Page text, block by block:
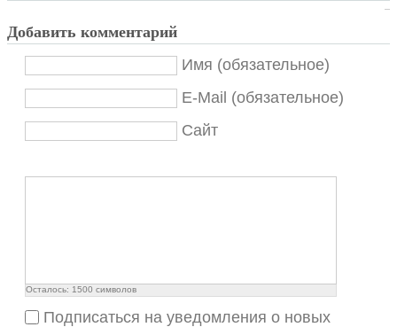
Добавить комментарий
Имя (обязательное)
E-Mail (обязательное)
Сайт
Осталось: 1500 символов
Подписаться на уведомления о новых